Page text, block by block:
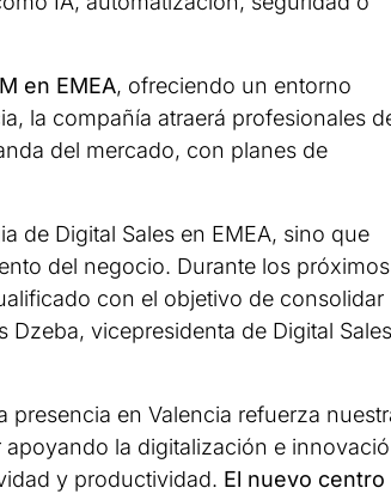
en EMEA, ofreciendo un entorno
la compañía atraerá profesionales
del mercado, con planes de
de Digital Sales en EMEA, sino que
del negocio. Durante los próximos
con el objetivo de consolidar
Dzeba, vicepresidenta de Digital Sales
presencia en Valencia refuerza
la digitalización e
y productividad. El nuevo centro